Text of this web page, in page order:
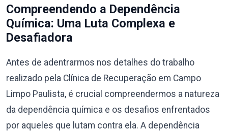
Compreendendo a Dependência
Química: Uma Luta Complexa e
Desafiadora
Antes de adentrarmos nos detalhes do trabalho
realizado pela Clínica de Recuperação em Campo
Limpo Paulista, é crucial compreendermos a natureza
da dependência química e os desafios enfrentados
por aqueles que lutam contra ela. A dependência